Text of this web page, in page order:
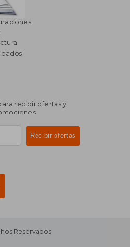
$ 80.11
recibir ofertas y
Reservados.